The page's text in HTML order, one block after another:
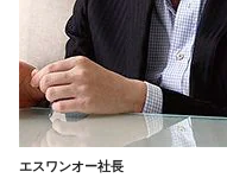
エスワンオー社長